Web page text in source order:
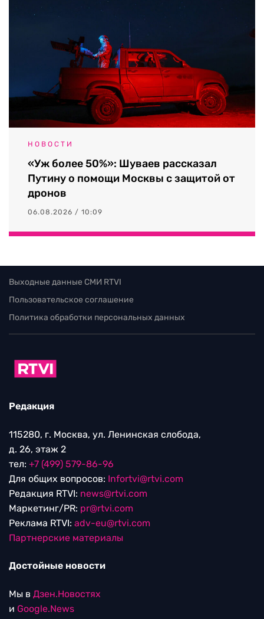
НОВОСТИ
«Уж более 50%»: Шуваев рассказал
Путину о помощи Москвы с защитой от
дронов
06.08.2026 / 10:09
Выходные данные СМИ RTVI
Пользовательское соглашение
Политика обработки персональных данных
Редакция
115280, г. Москва, ул. Ленинская слобода,
д. 26, этаж 2
тел: +7 (499) 579-86-96
Для общих вопросов: Infortvi@rtvi.com
Редакция RTVI: news@rtvi.com
Маркетинг/PR: pr@rtvi.com
Реклама RTVI: adv-eu@rtvi.com
Партнерские материалы
Достойные новости
Мы в Дзен.Новостях
и Google.News